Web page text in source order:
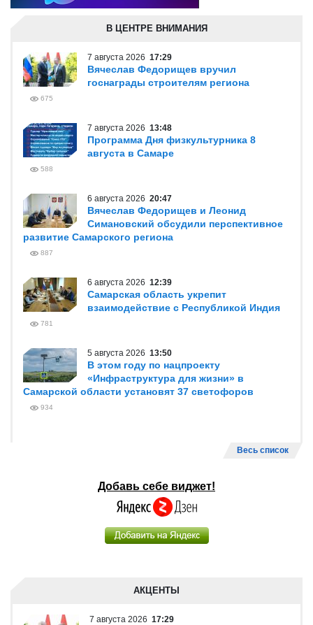
В ЦЕНТРЕ ВНИМАНИЯ
7 августа 2026 17:29
Вячеслав Федорищев вручил
госнаграды строителям региона
675
7 августа 2026 13:48
Программа Дня физкультурника 8
августа в Самаре
588
6 августа 2026 20:47
Вячеслав Федорищев и Леонид
Симановский обсудили перспективное
развитие Самарского региона
887
6 августа 2026 12:39
Самарская область укрепит
взаимодействие с Республикой Индия
781
5 августа 2026 13:50
В этом году по нацпроекту
«Инфраструктура для жизни» в
Самарской области установят 37 светофоров
934
Весь список
Добавь себе виджет!
АКЦЕНТЫ
7 августа 2026 17:29